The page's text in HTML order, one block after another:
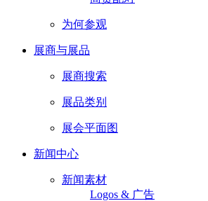
为何参观
展商与展品
展商搜索
展品类别
展会平面图
新闻中心
新闻素材
Logos & 广告